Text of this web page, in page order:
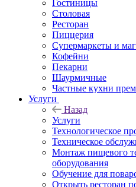
Гостиницы
Столовая
Ресторан
Пиццерия
Супермаркеты и
Кофейни
Пекарни
Шаурмичные
Частные кухни
Услуги
Назад
Услуги
Технологическое
Техническое
Монтаж пищевого
оборудования
Обучение для
Открыть ресторан